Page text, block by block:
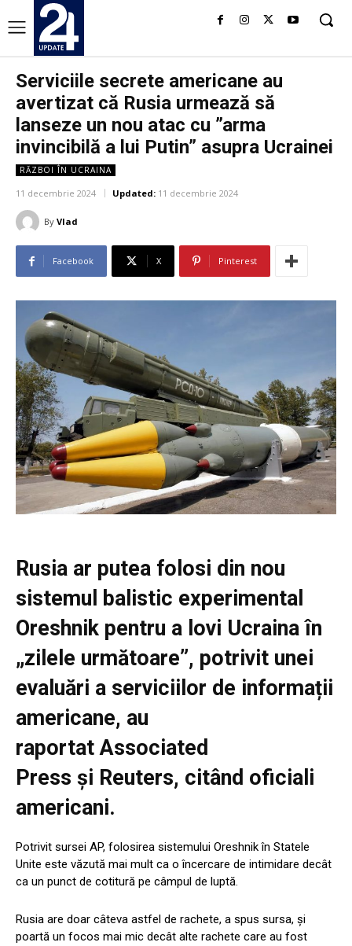
Serviciile secrete americane au
avertizat că Rusia urmează să
lanseze un nou atac cu ”arma
invincibilă a lui Putin” asupra Ucrainei
RĂZBOI ÎN UCRAINA
11 decembrie 2024 Updated: 11 decembrie 2024
By Vlad
Facebook X Pinterest
Rusia ar putea folosi din nou
sistemul balistic experimental
Oreshnik pentru a lovi Ucraina în
„zilele următoare”, potrivit unei
evaluări a serviciilor de informații
americane, au
raportatAssociated
Press și Reuters, citând oficiali
americani.
Potrivit sursei AP, folosirea sistemului Oreshnik în Statele
Unite este văzută mai mult ca o încercare de intimidare decât
ca un punct de cotitură pe câmpul de luptă.
Rusia are doar câteva astfel de rachete, a spus sursa, și
poartă un focos mai mic decât alte rachete care au fost